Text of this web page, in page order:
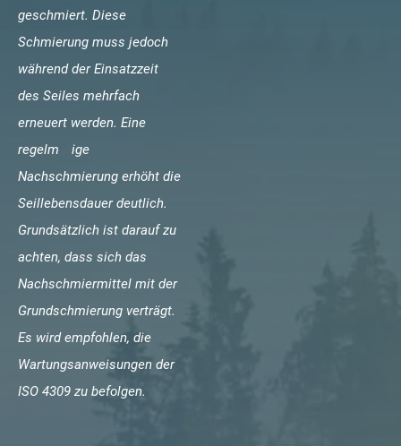
geschmiert. Diese
Schmierung muss jedoch
während der Einsatzzeit
des Seiles mehrfach
erneuert werden. Eine
regelm ige
Nachschmierung erhöht die
Seillebensdauer deutlich.
Grundsätzlich ist darauf zu
achten, dass sich das
Nachschmiermittel mit der
Grundschmierung verträgt.
Es wird empfohlen, die
Wartungsanweisungen der
ISO 4309 zu befolgen.